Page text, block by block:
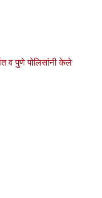
व पुणे पोलिसांनी केले